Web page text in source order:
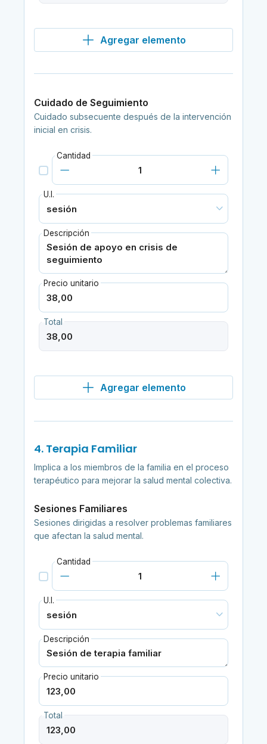
Agregar elemento
Cuidado de Seguimiento
Cuidado subsecuente después de la intervención
inicial en crisis.
Cantidad
U.I.
Descripción
Precio unitario
Total
Agregar elemento
4. Terapia Familiar
Implica a los miembros de la familia en el proceso
terapéutico para mejorar la salud mental colectiva.
Sesiones Familiares
Sesiones dirigidas a resolver problemas familiares
que afectan la salud mental.
Cantidad
U.I.
Descripción
Precio unitario
Total